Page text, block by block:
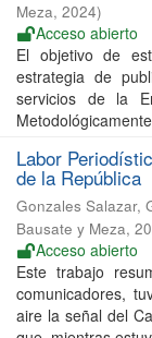
Meza, 2024)
Acceso abierto
El objetivo de
estrategia de
servicios de la
Labor
de la República
Gonzales Salazar,
Bausate y Meza,
Acceso abierto
Este trabajo
comunicadores,
aire la señal del